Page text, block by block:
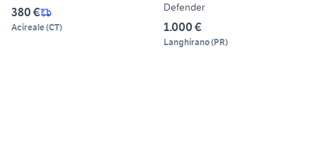
380 €
Acireale(CT)
Defender
1.000 €
Langhirano(PR)